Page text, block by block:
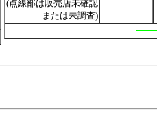
(点線部は販売店未確認
または未調査)